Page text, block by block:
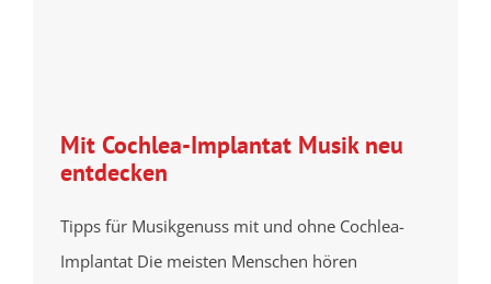
Mit Cochlea-Implantat Musik neu
entdecken
Tipps für Musikgenuss mit und ohne Cochlea-
Implantat Die meisten Menschen hören